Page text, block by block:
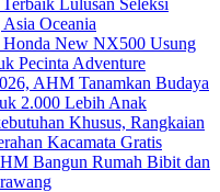
Oceania
Honda New NX500 Usung
Pecinta Adventure
AHM Tanamkan Budaya
2.000 Lebih Anak
Khusus, Rangkaian
Kacamata Gratis
Bangun Rumah Bibit dan